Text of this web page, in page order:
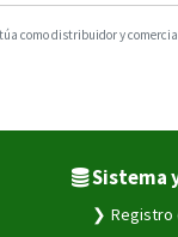
como distribuidor y
Sistema
Registro